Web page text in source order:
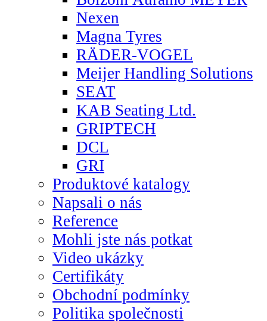
Nexen
Magna Tyres
RÄDER-VOGEL
Meijer Handling Solutions
SEAT
KAB Seating Ltd.
GRIPTECH
DCL
GRI
Produktové katalogy
Napsali o nás
Reference
Mohli jste nás potkat
Video ukázky
Certifikáty
Obchodní podmínky
Politika společnosti